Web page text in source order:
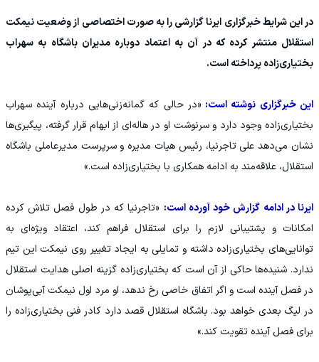
در این شرایط خبرگزاری ایرنا گزارشی را به صورت اختصاصی از وضعیت نیمکت
استقلال منتشر کرده که در آن به اعتماد دوباره مدیران باشگاه به سهراب
بختیاری‌زاده پرداخته است.
این خبرگزاری نوشته است: «در حالی که گمانه‌زنی‌هایی درباره آینده سهراب
بختیاری‌زاده وجود دارد و سرنوشت او در هاله‌ای از ابهام قرار گرفته، پیگیری‌ها
نشان می‌دهد علی تاجرنیا، رئیس هیات مدیره و سرپرست مدیرعاملی باشگاه
استقلال، علاقه‌مند به ادامه همکاری با بختیاری‌زاده است.»
ایرنا در ادامه گزارش خود آورده است: «تاجرنیا که در طول فصل تلاش کرده
امکانات و پشتیبانی لازم را برای استقلال فراهم کند، اعتقاد ویژه‌ای به
توانایی‌های بختیاری‌زاده داشته و تمایلی به ایجاد تغییر روی نیمکت این تیم
ندارد. شنیده‌ها حاکی از آن است که بختیاری‌زاده گزینه اصلی هدایت استقلال
در فصل آینده است و اگر اتفاق خاصی رخ ندهد، او مرد اول نیمکت آبی‌پوشان
در لیگ بعدی خواهد بود. باشگاه استقلال قصد دارد کادر فنی بختیاری‌زاده را
برای فصل آینده تقویت کند.»